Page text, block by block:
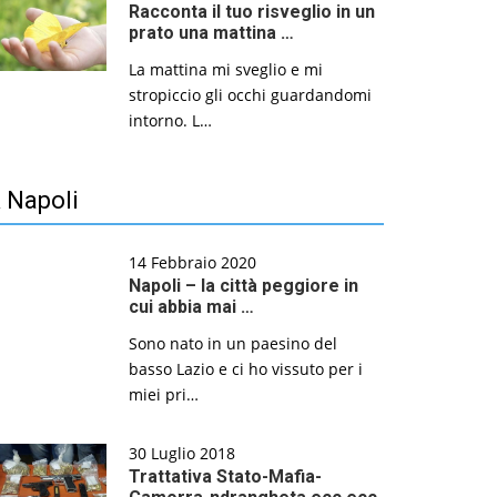
Racconta il tuo risveglio in un
prato una mattina …
La mattina mi sveglio e mi
stropiccio gli occhi guardandomi
intorno. L…
Napoli
14 Febbraio 2020
Napoli – la città peggiore in
cui abbia mai …
Sono nato in un paesino del
basso Lazio e ci ho vissuto per i
miei pri…
30 Luglio 2018
Trattativa Stato-Mafia-